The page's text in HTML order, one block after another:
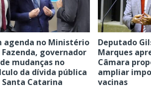
agenda no Ministério
Fazenda, governador
mudanças no
da dívida pública
Santa Catarina
Deputado
Marques
Câmara
ampliar
vacinas